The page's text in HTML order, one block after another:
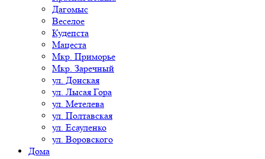
Дагомыс
Веселое
Кудепста
Мацеста
Мкр. Приморье
Мкр. Заречный
ул. Донская
ул. Лысая Гора
ул. Метелева
ул. Полтавская
ул. Есауленко
ул. Воровского
Дома